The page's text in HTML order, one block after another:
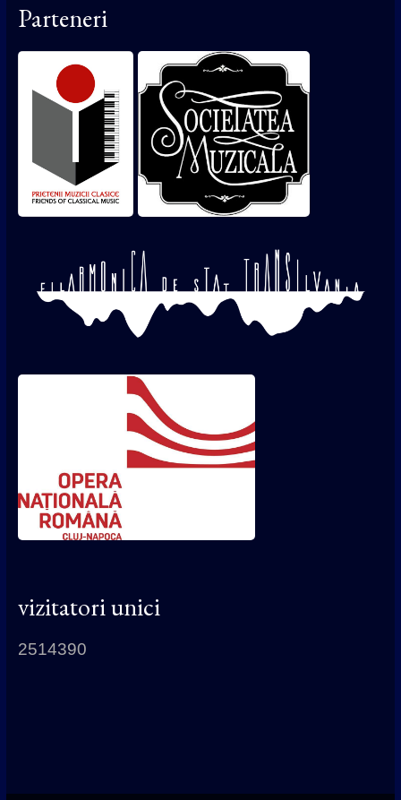
Parteneri
vizitatori unici
2514390